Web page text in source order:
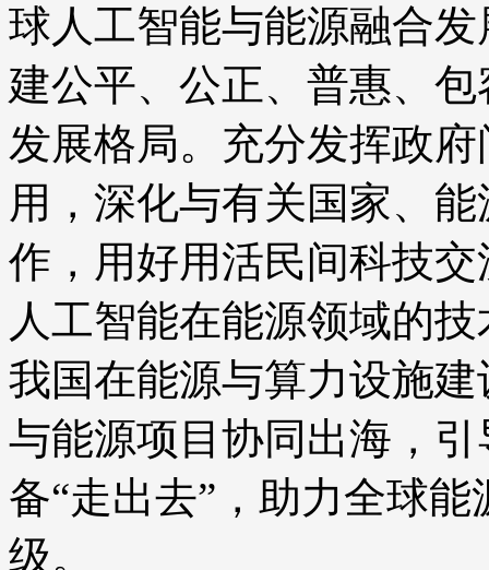
球人工智能与能源融合
建公平、公正、普惠、
发展格局。充分发挥政
用，深化与有关国家、
作，用好用活民间科技
人工智能在能源领域的
我国在能源与算力设施
与能源项目协同出海，
备“走出去”，助力全球
级。